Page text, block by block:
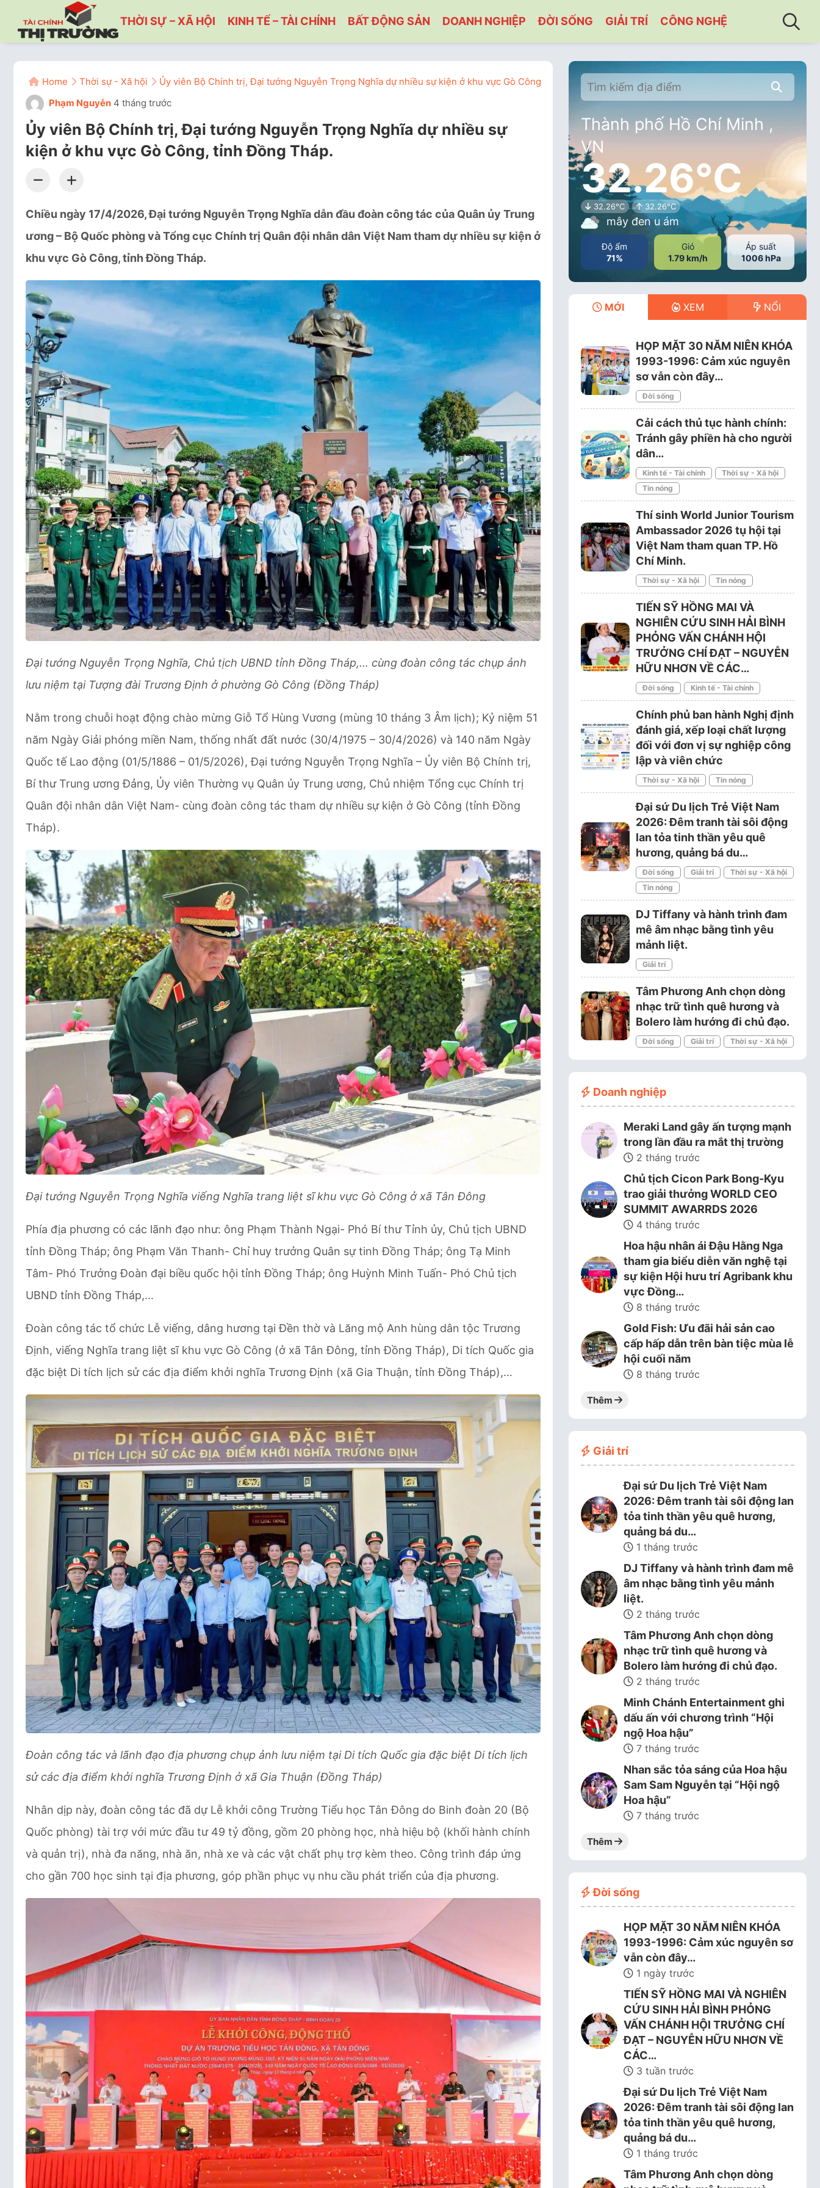
THỜI SỰ – XÃ HỘI KINH TẾ – TÀI CHÍNH BẤT ĐỘNG SẢN DOANH NGHIỆP ĐỜI SỐNG GIẢI TRÍ CÔNG NGHỆ
Home Thời sự - Xã hội
Ủy viên Bộ Chính trị, Đại tướng Nguyễn Trọng Nghĩa dự nhiều sự kiện ở khu vực Gò Công, tỉnh Đồng Tháp.
Phạm Nguyễn 4 tháng trước
Ủy viên Bộ Chính trị, Đại tướng Nguyễn Trọng Nghĩa dự nhiều sự
kiện ở khu vực Gò Công, tỉnh Đồng Tháp.
Chiều ngày 17/4/2026,Đại tướng Nguyễn Trọng Nghĩadẫn đầu đoàn công tác của Quân ủy Trung
ương – Bộ Quốc phòng và Tổng cục Chính trị Quân đội nhân dân Việt Namtham dự nhiều sự kiện ở
khu vực Gò Công, tỉnh Đồng Tháp.
Đại tướng Nguyễn Trọng Nghĩa, Chủ tịch UBND tỉnh Đồng Tháp,… cùng đoàn công tác chụp ảnh
lưu niệm tại Tượng đài Trương Định ở phường Gò Công (Đồng Tháp)
Nằm trong chuỗi hoạt động chào mừng Giỗ Tổ Hùng Vương (mùng 10 tháng 3 Âm lịch); Kỷ niệm 51
năm Ngày Giải phóng miền Nam, thống nhất đất nước (30/4/1975 – 30/4/2026) và 140 năm Ngày
Quốc tế Lao động (01/5/1886 – 01/5/2026), Đại tướng Nguyễn Trọng Nghĩa – Ủy viên Bộ Chính trị,
Bí thư Trung ương Đảng, Ủy viên Thường vụ Quân ủy Trung ương, Chủ nhiệm Tổng cục Chính trị
Quân đội nhân dân Việt Nam- cùng đoàn công tác tham dự nhiều sự kiện ở Gò Công (tỉnh Đồng
Tháp).
Đại tướng Nguyễn Trọng Nghĩa viếng Nghĩa trang liệt sĩ khu vực Gò Công ở xã Tân Đông
Phía địa phương có các lãnh đạo như: ông Phạm Thành Ngại- Phó Bí thư Tỉnh ủy, Chủ tịch UBND
tỉnh Đồng Tháp; ông Phạm Văn Thanh- Chỉ huy trưởng Quân sự tinh Đồng Tháp; ông Tạ Minh
Tâm- Phó Trưởng Đoàn đại biều quốc hội tỉnh Đồng Tháp; ông Huỳnh Minh Tuấn- Phó Chủ tịch
UBND tỉnh Đồng Tháp,…
Đoàn công tác tổ chức Lễ viếng, dâng hương tại Đền thờ và Lăng mộ Anh hùng dân tộc Trương
Định, viếng Nghĩa trang liệt sĩ khu vực Gò Công (ở xã Tân Đông, tỉnh Đồng Tháp), Di tích Quốc gia
đặc biệt Di tích lịch sử các địa điểm khởi nghĩa Trương Định (xã Gia Thuận, tỉnh Đồng Tháp),…
Đoàn công tác và lãnh đạo địa phương chụp ảnh lưu niệm tại Di tích Quốc gia đặc biệt Di tích lịch
sử các địa điểm khởi nghĩa Trương Định ở xã Gia Thuận (Đồng Tháp)
Nhân dịp này, đoàn công tác đã dự Lễ khởi công Trường Tiểu học Tân Đông do Binh đoàn 20 (Bộ
Quốc phòng) tài trợ với mức đầu tư 49 tỷ đồng, gồm 20 phòng học, nhà hiệu bộ (khối hành chính
và quản trị), nhà đa năng, nhà ăn, nhà xe và các vật chất phụ trợ kèm theo. Công trình đáp ứng
cho gần 700 học sinh tại địa phương, góp phần phục vụ nhu cầu phát triển của địa phương.
Thành phố Hồ Chí Minh ,
VN
32.26°C
32.26°C 32.26°C
mây đen u ám
Độ ẩm
71%
Gió
1.79 km/h
Áp suất
1006 hPa
MỚI XEM NỔI
HỌP MẶT 30 NĂM NIÊN KHÓA
1993-1996: Cảm xúc nguyên
sơ vẫn còn đây…
Đời sống
Cải cách thủ tục hành chính:
Tránh gây phiền hà cho người
dân…
Kinh tế - Tài chính
Thời sự - Xã hội
Tin nóng
Thí sinh World Junior Tourism
Ambassador 2026 tụ hội tại
Việt Nam tham quan TP. Hồ
Chí Minh.
Thời sự - Xã hội Tin nóng
TIẾN SỸ HỒNG MAI VÀ
NGHIÊN CỨU SINH HẢI BÌNH
PHỎNG VẤN CHÁNH HỘI
TRƯỞNG CHÍ ĐẠT – NGUYỄN
HỮU NHƠN VỀ CÁC…
Đời sống Kinh tế - Tài chính
Chính phủ ban hành Nghị định
đánh giá, xếp loại chất lượng
đối với đơn vị sự nghiệp công
lập và viên chức
Thời sự - Xã hội Tin nóng
Đại sứ Du lịch Trẻ Việt Nam
2026: Đêm tranh tài sôi động
lan tỏa tinh thần yêu quê
hương, quảng bá du…
Đời sống Giải trí
Thời sự - Xã hội
Tin nóng
DJ Tiffany và hành trình đam
mê âm nhạc bằng tình yêu
mảnh liệt.
Giải trí
Tâm Phương Anh chọn dòng
nhạc trữ tình quê hương và
Bolero làm hướng đi chủ đạo.
Đời sống Giải trí Thời sự - Xã hội
Doanh nghiệp
Meraki Land gây ấn tượng mạnh
trong lần đầu ra mắt thị trường
2 tháng trước
Chủ tịch Cicon Park Bong-Kyu
trao giải thưởng WORLD CEO
SUMMIT AWARRDS 2026
4 tháng trước
Hoa hậu nhân ái Đậu Hằng Nga
tham gia biểu diễn văn nghệ tại
sự kiện Hội hưu trí Agribank khu
vực Đồng…
8 tháng trước
Gold Fish: Ưu đãi hải sản cao
cấp hấp dẫn trên bàn tiệc mùa lễ
hội cuối năm
8 tháng trước
Thêm
Giải trí
Đại sứ Du lịch Trẻ Việt Nam
2026: Đêm tranh tài sôi động lan
tỏa tinh thần yêu quê hương,
quảng bá du…
1 tháng trước
DJ Tiffany và hành trình đam mê
âm nhạc bằng tình yêu mảnh
liệt.
2 tháng trước
Tâm Phương Anh chọn dòng
nhạc trữ tình quê hương và
Bolero làm hướng đi chủ đạo.
2 tháng trước
Minh Chánh Entertainment ghi
dấu ấn với chương trình “Hội
ngộ Hoa hậu”
7 tháng trước
Nhan sắc tỏa sáng của Hoa hậu
Sam Sam Nguyễn tại “Hội ngộ
Hoa hậu”
7 tháng trước
Thêm
Đời sống
HỌP MẶT 30 NĂM NIÊN KHÓA
1993-1996: Cảm xúc nguyên sơ
vẫn còn đây…
1 ngày trước
TIẾN SỸ HỒNG MAI VÀ NGHIÊN
CỨU SINH HẢI BÌNH PHỎNG
VẤN CHÁNH HỘI TRƯỞNG CHÍ
ĐẠT – NGUYỄN HỮU NHƠN VỀ
CÁC…
3 tuần trước
Đại sứ Du lịch Trẻ Việt Nam
2026: Đêm tranh tài sôi động lan
tỏa tinh thần yêu quê hương,
quảng bá du…
1 tháng trước
Tâm Phương Anh chọn dòng